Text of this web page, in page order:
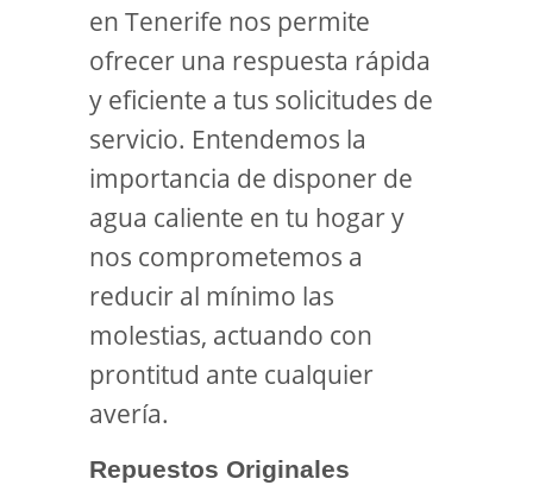
en Tenerife nos permite
ofrecer una respuesta rápida
y eficiente a tus solicitudes de
servicio. Entendemos la
importancia de disponer de
agua caliente en tu hogar y
nos comprometemos a
reducir al mínimo las
molestias, actuando con
prontitud ante cualquier
avería.
Repuestos Originales